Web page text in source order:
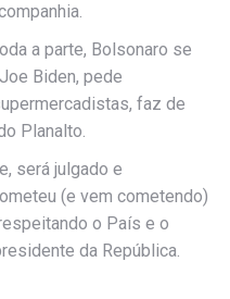
a parte, Bolsonaro se
Biden, pede
faz de
Planalto.
será julgado e
(e vem cometendo)
o País e o
da República.